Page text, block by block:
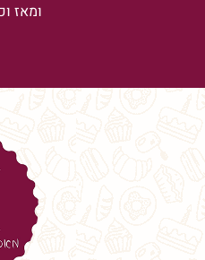
ומאז